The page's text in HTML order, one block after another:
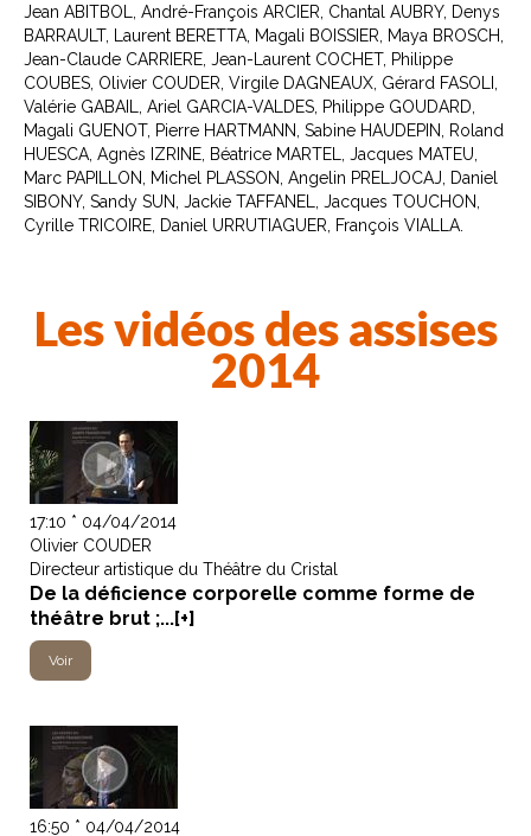
Jean ABITBOL, André-François ARCIER, Chantal AUBRY, Denys
BARRAULT, Laurent BERETTA, Magali BOISSIER, Maya BROSCH,
Jean-Claude CARRIERE, Jean-Laurent COCHET, Philippe
COUBES, Olivier COUDER, Virgile DAGNEAUX, Gérard FASOLI,
Valérie GABAIL, Ariel GARCIA-VALDES, Philippe GOUDARD,
Magali GUENOT, Pierre HARTMANN, Sabine HAUDEPIN, Roland
HUESCA, Agnès IZRINE, Béatrice MARTEL, Jacques MATEU,
Marc PAPILLON, Michel PLASSON, Angelin PRELJOCAJ, Daniel
SIBONY, Sandy SUN, Jackie TAFFANEL, Jacques TOUCHON,
Cyrille TRICOIRE, Daniel URRUTIAGUER, François VIALLA.
Les vidéos des assises
2014
17:10 * 04/04/2014
Olivier COUDER
Directeur artistique du Théâtre du Cristal
De la déficience corporelle comme forme de
théâtre brut ;...[+]
Voir
16:50 * 04/04/2014